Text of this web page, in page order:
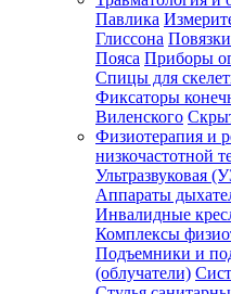
Павлика
Глиссона
Пояса Приборы
Спицы для
Фиксаторы
Виленского
Физиотерапия и
низкочастотной
Ультразвуковая
Аппараты
Инвалидные
Комплексы
Подъемники и
(облучатели)